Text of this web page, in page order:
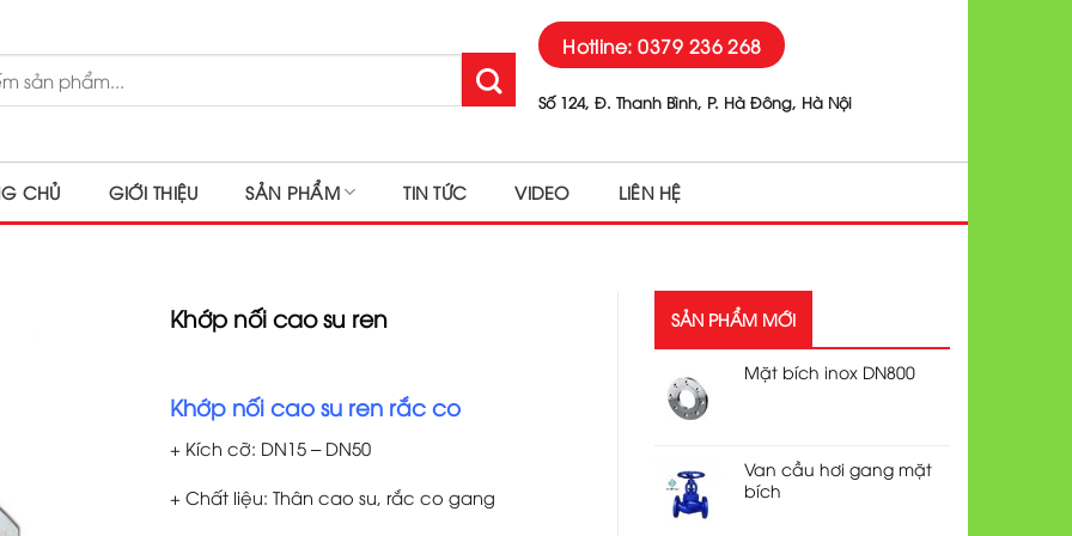
Hotline: 0379 236 268
Số 124, Đ. Thanh Bình, P. Hà Đông, Hà Nội
CHỦ GIỚI THIỆU SẢN PHẨM TIN TỨC VIDEO LIÊN HỆ
Khớp nối cao su ren
Khớp nối cao su ren rắc co
+ Kích cỡ: DN15 – DN50
+ Chất liệu: Thân cao su, rắc co gang
SẢN PHẨM MỚI
Mặt bích inox DN800
Van cầu hơi gang mặt
bích